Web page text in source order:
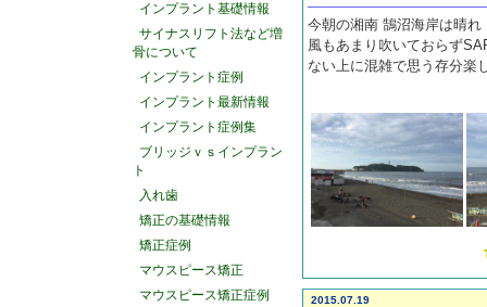
インプラント基礎情報
サイナスリフト法など増
骨について
インプラント症例
インプラント最新情報
インプラント症例集
ブリッジｖｓインプラン
ト
入れ歯
矯正の基礎情報
矯正症例
マウスピース矯正
マウスピース矯正症例
今朝の湘南 鵠沼海岸は晴れ
風もあまり吹いておらず
ない上に混雑で思う存分楽
2015.07.19